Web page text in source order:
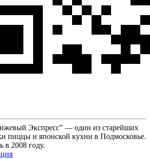
Экспресс” — один из старейших
пиццы и японской кухни в Подмосковье.
в 2008 году.